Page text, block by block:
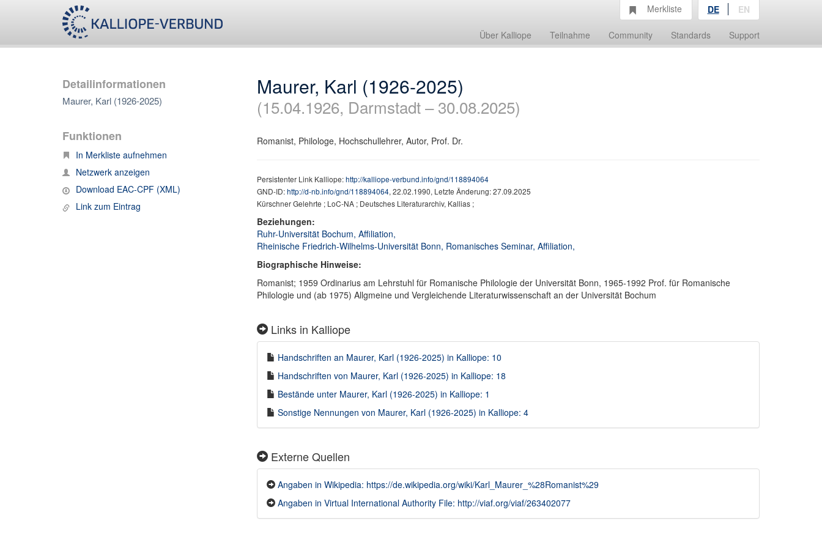
Über Kalliope Teilnahme Community Standards Support
Merkliste DE EN
Detailinformationen
Maurer, Karl (1926-2025)
Funktionen
In Merkliste aufnehmen
Netzwerk anzeigen
Download EAC-CPF (XML)
Link zum Eintrag
Maurer, Karl (1926-2025)
(15.04.1926, Darmstadt – 30.08.2025)
Romanist, Philologe, Hochschullehrer, Autor, Prof. Dr.
Persistenter Link Kalliope:http://kalliope-verbund.info/gnd/118894064
GND-ID:http://d-nb.info/gnd/118894064, 22.02.1990, Letzte Änderung: 27.09.2025
Kürschner Gelehrte ; LoC-NA ; Deutsches Literaturarchiv, Kallias ;
Beziehungen:
Ruhr-Universität Bochum, Affiliation,
Rheinische Friedrich-Wilhelms-Universität Bonn, Romanisches Seminar, Affiliation,
Biographische Hinweise:
Romanist; 1959 Ordinarius am Lehrstuhl für Romanische Philologie der Universität Bonn, 1965-1992 Prof. für Romanische
Philologie und (ab 1975) Allgmeine und Vergleichende Literaturwissenschaft an der Universität Bochum
Links in Kalliope
Handschriften an Maurer, Karl (1926-2025) in Kalliope: 10
Handschriften von Maurer, Karl (1926-2025) in Kalliope: 18
Bestände unter Maurer, Karl (1926-2025) in Kalliope: 1
Sonstige Nennungen von Maurer, Karl (1926-2025) in Kalliope: 4
Externe Quellen
Angaben in Wikipedia: https://de.wikipedia.org/wiki/Karl_Maurer_%28Romanist%29
Angaben in Virtual International Authority File: http://viaf.org/viaf/263402077